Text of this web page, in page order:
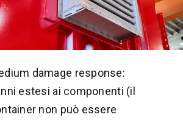
damage response:
estesi ai componenti (il
non può essere